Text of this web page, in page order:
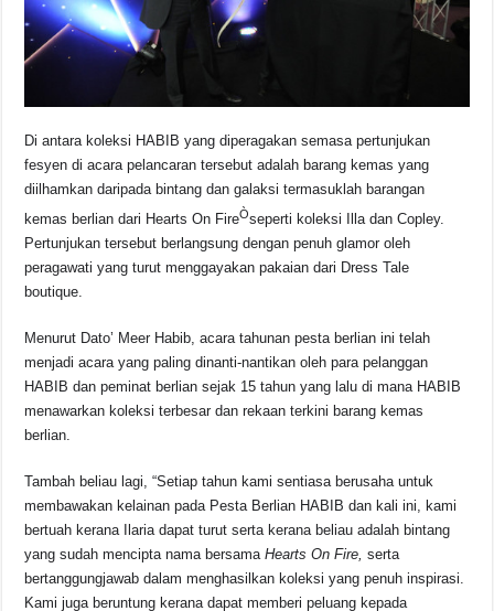
Di antara koleksi HABIB yang diperagakan semasa pertunjukan
fesyen di acara pelancaran tersebut adalah barang kemas yang
diilhamkan daripada bintang dan galaksi termasuklah barangan
kemas berlian dari Hearts On FireÒseperti koleksi Illa dan Copley.
Pertunjukan tersebut berlangsung dengan penuh glamor oleh
peragawati yang turut menggayakan pakaian dari Dress Tale
boutique.
Menurut Dato’ Meer Habib, acara tahunan pesta berlian ini telah
menjadi acara yang paling dinanti-nantikan oleh para pelanggan
HABIB dan peminat berlian sejak 15 tahun yang lalu di mana HABIB
menawarkan koleksi terbesar dan rekaan terkini barang kemas
berlian.
Tambah beliau lagi, “Setiap tahun kami sentiasa berusaha untuk
membawakan kelainan pada Pesta Berlian HABIB dan kali ini, kami
bertuah kerana Ilaria dapat turut serta kerana beliau adalah bintang
yang sudah mencipta nama bersamaHearts On Fire, serta
bertanggungjawab dalam menghasilkan koleksi yang penuh inspirasi.
Kami juga beruntung kerana dapat memberi peluang kepada